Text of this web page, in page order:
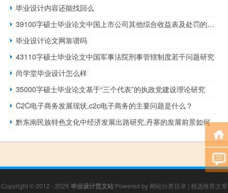
毕业设计内容还能找回么
39100字硕士毕业论文中国上市公司其他综合收益表及处罚的经济后果研究
毕业设计论文网靠谱吗
43110字硕士毕业论文中国军事法院刑事管辖制度若干问题研究
尚学堂毕业设计怎么样
35000字硕士毕业论文基于“三个代表”的执政党建设理论研究
C2C电子商务发展现状,c2c电子商务的主要问题是什么？
黔东南民族特色文化中经济发展出路研究,丹寨的发展前景如何
Copyright © 2012 - 2026 毕业设计范文站Powered by 网站分类目录 | 精选推荐文章